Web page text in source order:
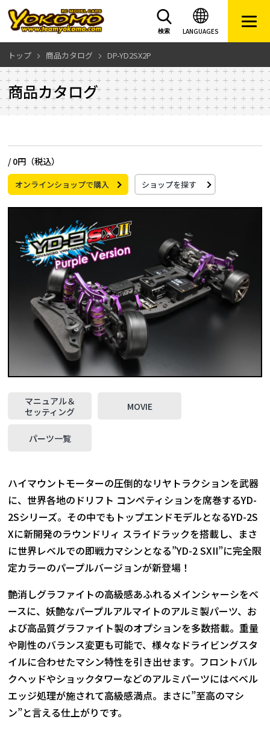
LANGUAGES
検索
トップ 商品カタログ DP-YD2SX2P
商品カタログ
/ 0円（税込）
オンラインショップで購入 ショップを探す
マニュアル＆
セッティング
MOVIE
パーツ一覧
ハイマウントモーターの圧倒的なリヤトラクションを武器
に、世界各地のドリフト コンペティションを席巻するYD-
2Sシリーズ。その中でもトップエンドモデルとなるYD-2S
Xに新開発のラウンドリィ スライドラックを搭載し、まさ
に世界レベルでの即戦力マシンとなる”YD-2 SXII”に完全限
定カラーのパープルバージョンが新登場！
艶消しグラファイトの高級感あふれるメインシャーシをベ
ースに、妖艶なパープルアルマイトのアルミ製パーツ、お
よび高品質グラファイト製のオプションを多数搭載。重量
や剛性のバランス変更も可能で、様々なドライビングスタ
イルに合わせたマシン特性を引き出せます。フロントバル
クヘッドやショックタワーなどのアルミパーツにはべベル
エッジ処理が施されて高級感満点。まさに”至高のマシ
ン”と言える仕上がりです。